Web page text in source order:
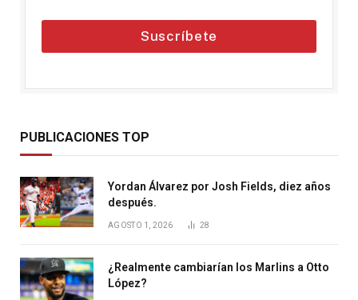
Suscríbete
PUBLICACIONES TOP
Yordan Álvarez por Josh Fields, diez años
después.
AGOSTO 1, 2026 28
¿Realmente cambiarían los Marlins a Otto
López?